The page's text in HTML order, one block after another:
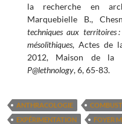
la recherche en
Marquebielle B.,
techniques aux territoires
mésolithiques, Actes de
2012, Maison de la
P@lethnology, 6, 65-83.
ANTHRACOLOGIE
EXPÉRIMENTATION
FOYER